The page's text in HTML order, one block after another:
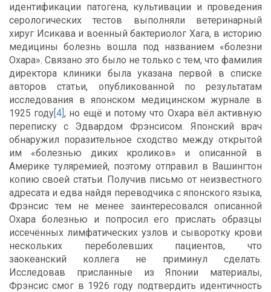
идентификации патогена, культивации и проведения
серологических тестов выполняли ветеринарный
хируг Исикава и военный бактериолог Хага, в историю
медицины болезнь вошла под названием «болезни
Охара». Связано это было не только с тем, что фамилия
директора клиники была указана первой в списке
авторов статьи, опубликованной по результатам
исследования в японском медицинском журнале в
1925 году[4], но ещё и потому что Охара вёл активную
переписку с Эдвардом Фрэнсисом. Японский врач
обнаружил поразительное сходство между открытой
им «болезнью диких кроликов» и описанной в
Америке туляремией, поэтому отправил в Вашингтон
копию своей статьи. Получив письмо от неизвестного
адресата и едва найдя переводчика с японского языка,
Фрэнсис тем не менее заинтересовался описанной
Охара болезнью и попросил его прислать образцы
иссечённых лимфатических узлов и сыворотку крови
нескольких переболевших пациентов, что
заокеанский коллега не приминул сделать.
Исследовав присланные из Японии материалы,
Фрэнсис смог в 1926 году подтвердить идентичность